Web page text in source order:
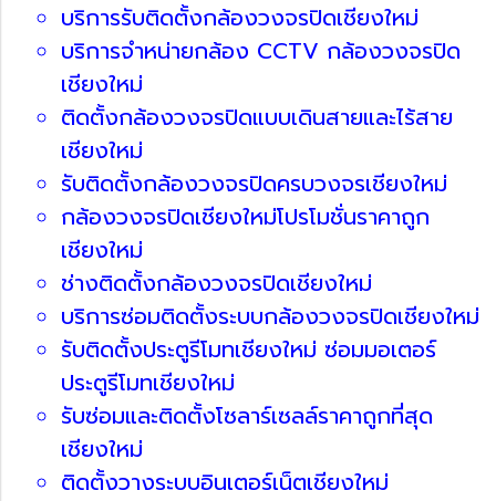
บริการรับติดตั้งกล้องวงจรปิดเชียงใหม่
บริการจำหน่ายกล้อง CCTV กล้องวงจรปิด
เชียงใหม่
ติดตั้งกล้องวงจรปิดแบบเดินสายและไร้สาย
เชียงใหม่
รับติดตั้งกล้องวงจรปิดครบวงจรเชียงใหม่
กล้องวงจรปิดเชียงใหม่โปรโมชั่นราคาถูก
เชียงใหม่
ช่างติดตั้งกล้องวงจรปิดเชียงใหม่
บริการซ่อมติดตั้งระบบกล้องวงจรปิดเชียงใหม่
รับติดตั้งประตูรีโมทเชียงใหม่ ซ่อมมอเตอร์
ประตูรีโมทเชียงใหม่
รับซ่อมและติดตั้งโซลาร์เซลล์ราคาถูกที่สุด
เชียงใหม่
ติดตั้งวางระบบอินเตอร์เน็ตเชียงใหม่